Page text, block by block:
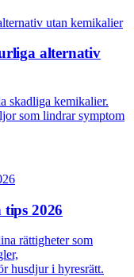
alternativ
skadliga kemikalier.
som lindrar symptom
2026
rättigheter som
husdjur i hyresrätt.